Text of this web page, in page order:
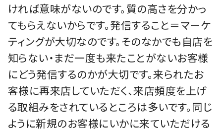
ければ意味がないのです。質の高さを分かっ
てもらえないからです。発信すること＝マーケ
ティングが大切なのです。そのなかでも自店を
知らない・まだ一度も来たことがないお客様
にどう発信するのかが大切です。来られたお
客様に再来店していただく、来店頻度を上げ
る取組みをされているところは多いです。同じ
ように新規のお客様にいかに来ていただける